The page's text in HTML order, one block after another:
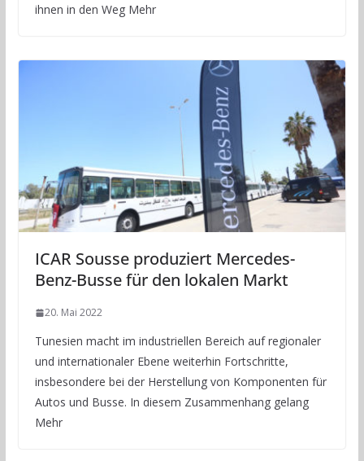
ihnen in den Weg Mehr
ICAR Sousse produziert Mercedes-
Benz-Busse für den lokalen Markt
20. Mai 2022
Tunesien macht im industriellen Bereich auf regionaler
und internationaler Ebene weiterhin Fortschritte,
insbesondere bei der Herstellung von Komponenten für
Autos und Busse. In diesem Zusammenhang gelang
Mehr